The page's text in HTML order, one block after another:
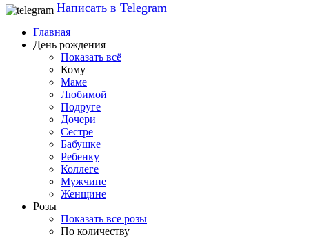
Написать в Telegram
Главная
День рождения
Показать всё
Кому
Маме
Любимой
Подруге
Дочери
Сестре
Бабушке
Ребенку
Коллеге
Мужчине
Женщине
Розы
Показать все розы
По количеству